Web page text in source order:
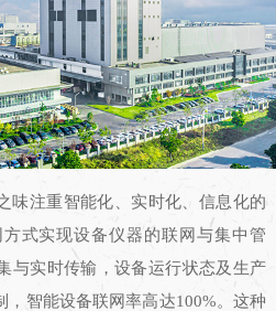
味注重智能化、实时化、信息化的
式实现设备仪器的联网与集中管
与实时传输，设备运行状态及生产
，智能设备联网率高达100%。这种